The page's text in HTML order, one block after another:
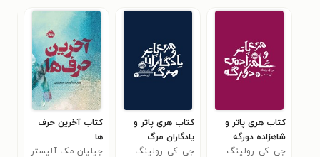
کتاب هری پاتر و
شاهزاده دورگه
جی. کی. رولینگ
کتاب هری پاتر و
یادگاران مرگ
جی. کی. رولینگ
کتاب آخرین حرف
ها
جیلیان مک آلیستر